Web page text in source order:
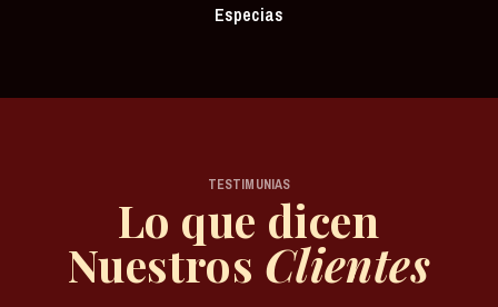
Especias
TESTIMUNIAS
Lo que dicen
Nuestros Clientes